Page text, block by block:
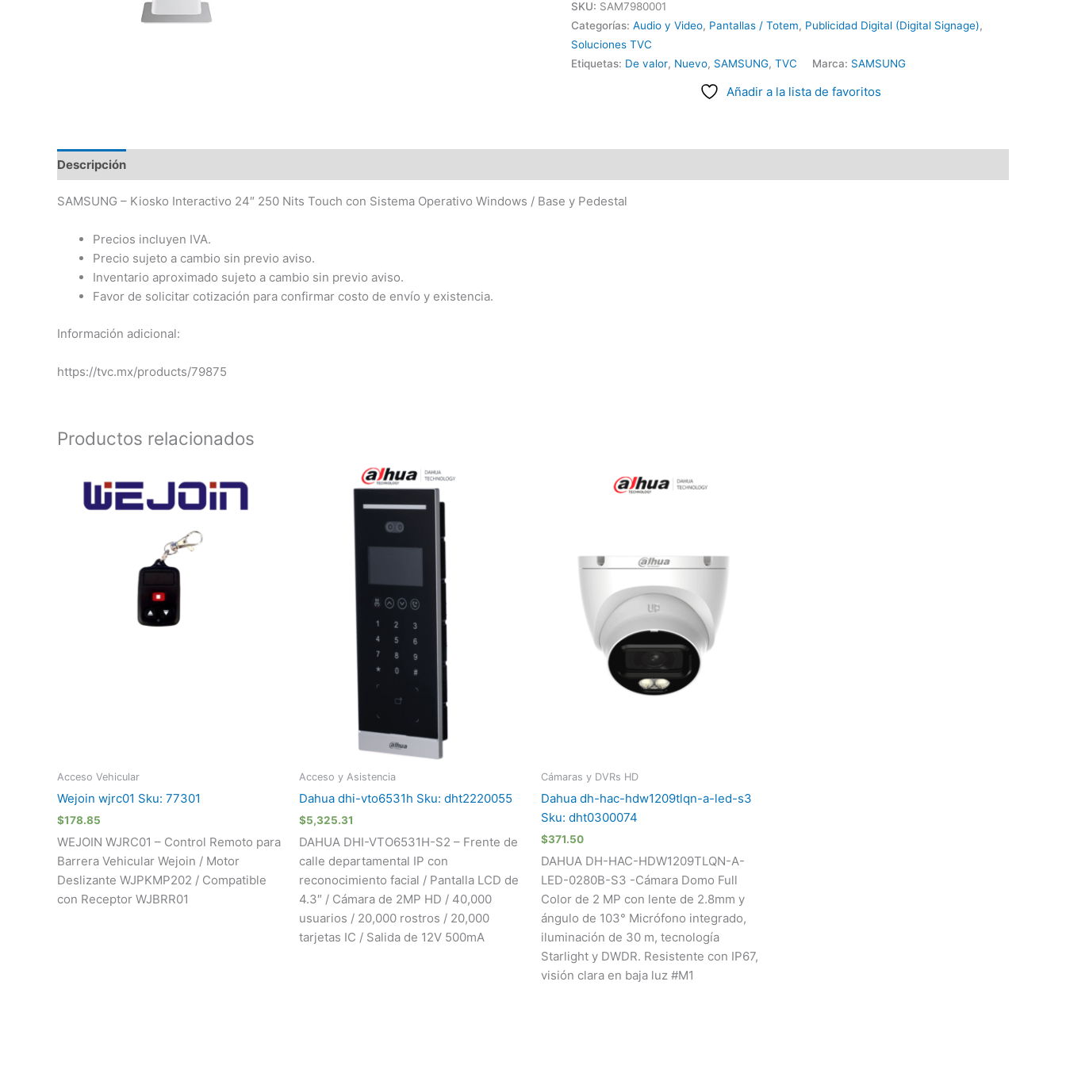
SKU: SAM7980001
Categorías: Audio y Video, Pantallas / Totem, Publicidad Digital (Digital Signage),
Soluciones TVC
Etiquetas: De valor, Nuevo, SAMSUNG, TVC Marca: SAMSUNG
Añadir a la lista de favoritos
Descripción
SAMSUNG – Kiosko Interactivo 24″ 250 Nits Touch con Sistema Operativo Windows / Base y Pedestal
Precios incluyen IVA.
Precio sujeto a cambio sin previo aviso.
Inventario aproximado sujeto a cambio sin previo aviso.
Favor de solicitar cotización para confirmar costo de envío y existencia.
Información adicional:
https://tvc.mx/products/79875
Productos relacionados
Acceso Vehicular
Wejoin wjrc01 Sku: 77301
$178.85
WEJOIN WJRC01 – Control Remoto para
Barrera Vehicular Wejoin / Motor
Deslizante WJPKMP202 / Compatible
con Receptor WJBRR01
Acceso y Asistencia
Dahua dhi-vto6531h Sku: dht2220055
$5,325.31
DAHUA DHI-VTO6531H-S2 – Frente de
calle departamental IP con
reconocimiento facial / Pantalla LCD de
4.3″ / Cámara de 2MP HD / 40,000
usuarios / 20,000 rostros / 20,000
tarjetas IC / Salida de 12V 500mA
Cámaras y DVRs HD
Dahua dh-hac-hdw1209tlqn-a-led-s3
Sku: dht0300074
$371.50
DAHUA DH-HAC-HDW1209TLQN-A-
LED-0280B-S3 -Cámara Domo Full
Color de 2 MP con lente de 2.8mm y
ángulo de 103° Micrófono integrado,
iluminación de 30 m, tecnología
Starlight y DWDR. Resistente con IP67,
visión clara en baja luz #M1